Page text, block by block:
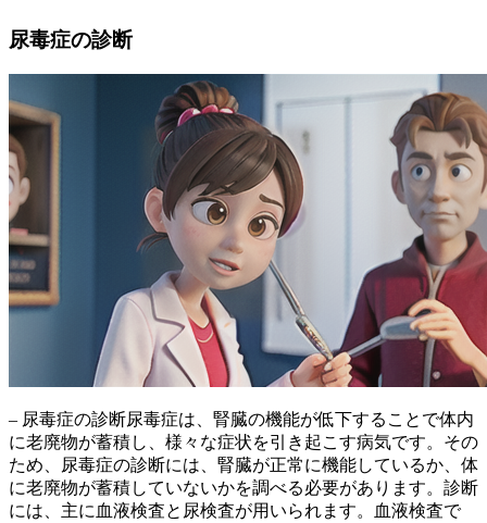
尿毒症の診断
– 尿毒症の診断尿毒症は、腎臓の機能が低下することで体内
に老廃物が蓄積し、様々な症状を引き起こす病気です。その
ため、尿毒症の診断には、腎臓が正常に機能しているか、体
に老廃物が蓄積していないかを調べる必要があります。診断
には、主に血液検査と尿検査が用いられます。
血液検査で